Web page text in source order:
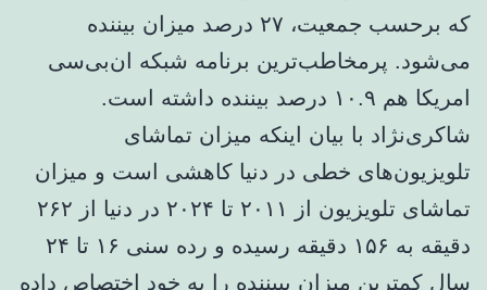
که برحسب جمعیت، ۲۷ درصد میزان بیننده
می‌شود. پرمخاطب‌ترین برنامه شبکه ان‌بی‌سی
امریکا هم ۱۰.۹ درصد بیننده داشته است.
شاکری‌نژاد با بیان اینکه میزان تماشای
تلویزیون‌های خطی در دنیا کاهشی است و میزان
تماشای تلویزیون از ۲۰۱۱ تا ۲۰۲۴ در دنیا از ۲۶۲
دقیقه به ۱۵۶ دقیقه رسیده و رده سنی ۱۶ تا ۲۴
سال کمترین میزان ببیننده را به خود اختصاص داده